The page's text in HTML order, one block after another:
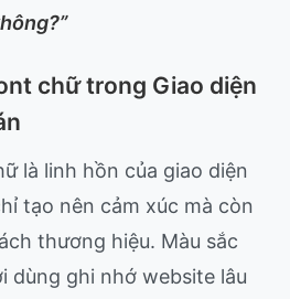
chữ trong Giao diện
là linh hồn của giao diện
tạo nên cảm xúc mà còn
thương hiệu. Màu sắc
dùng ghi nhớ website lâu